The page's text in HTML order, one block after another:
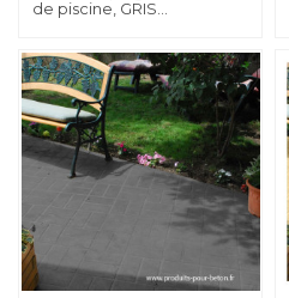
de piscine, GRIS...